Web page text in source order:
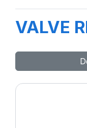
VALVE